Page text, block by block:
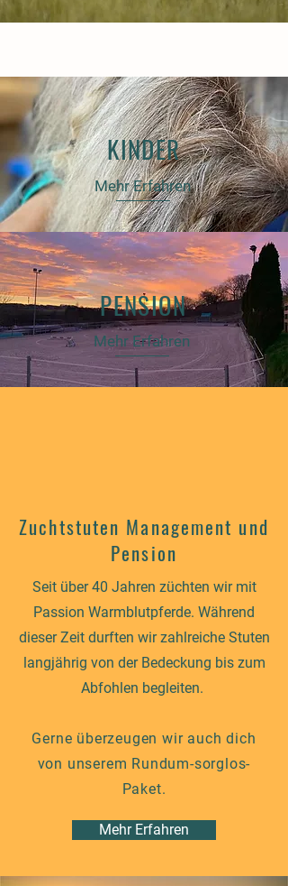
KINDER
Mehr Erfahren
PENSION
Mehr Erfahren
Zuchtstuten Management und
Pension
Seit über 40 Jahren züchten wir mit
Passion Warmblutpferde. Während
dieser Zeit durften wir zahlreiche Stuten
langjährig von der Bedeckung bis zum
Abfohlen begleiten.
Gerne überzeugen wir auch dich
von unserem Rundum-sorglos-
Paket.
Mehr Erfahren